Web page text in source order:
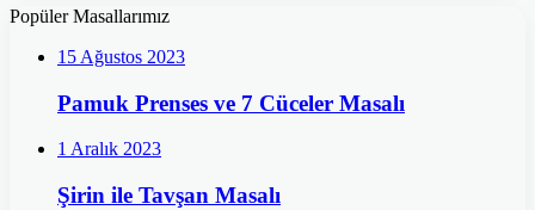
Popüler Masallarımız
15 Ağustos 2023
Pamuk Prenses ve 7 Cüceler Masalı
1 Aralık 2023
Şirin ile Tavşan Masalı